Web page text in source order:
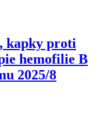
kapky proti
hemofilie B
2025/8